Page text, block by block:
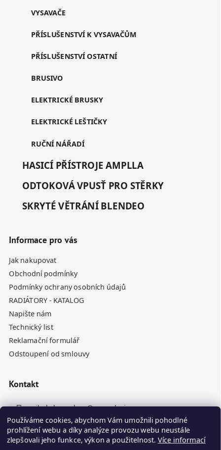
Používáme cookies, abychom Vám umožnili pohodlné
prohlížení webu a díky analýze provozu webu neustále
zlepšovali jeho funkce, výkon a použitelnost. Více informací
VYSAVAČE
PŘÍSLUŠENSTVÍ K VYSAVAČŮM
PŘÍSLUŠENSTVÍ OSTATNÍ
BRUSIVO
ELEKTRICKÉ BRUSKY
ELEKTRICKÉ LEŠTIČKY
RUČNÍ NÁŘADÍ
HASICÍ PŘÍSTROJE AMPLLA
ODTOKOVÁ VPUSŤ PRO STĚRKY
SKRYTÉ VĚTRÁNÍ BLENDEO
Informace pro vás
Jak nakupovat
Obchodní podmínky
Podmínky ochrany osobních údajů
RADIÁTORY - KATALOG
Napište nám
Technický list
Reklamační formulář
Odstoupení od smlouvy
Kontakt
nikola.homolova@rynesdesign.cz
+420 770 676 110